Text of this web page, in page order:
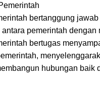
bertanggung jawab
pemerintah dengan
bertugas
hubungan baik